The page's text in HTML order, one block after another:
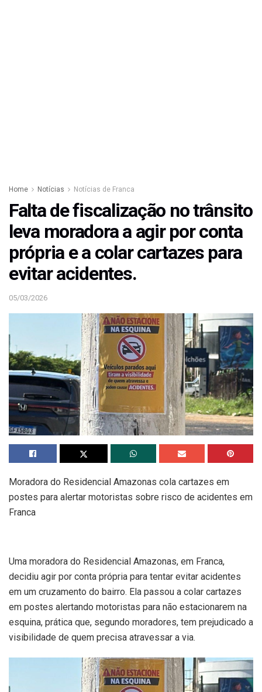
Home Notícias Notícias de Franca
Falta de fiscalização no trânsito
leva moradora a agir por conta
própria e a colar cartazes para
evitar acidentes.
05/03/2026
Moradora do Residencial Amazonas cola cartazes em
postes para alertar motoristas sobre risco de acidentes em
Franca
Uma moradora do Residencial Amazonas, em Franca,
decidiu agir por conta própria para tentar evitar acidentes
em um cruzamento do bairro. Ela passou a colar cartazes
em postes alertando motoristas para não estacionarem na
esquina, prática que, segundo moradores, tem prejudicado a
visibilidade de quem precisa atravessar a via.